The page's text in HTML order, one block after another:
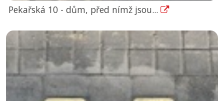
Pekařská 10 - dům, před nímž jsou...